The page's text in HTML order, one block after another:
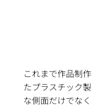
これまで作品制
たプラスチック
な側面だけでな